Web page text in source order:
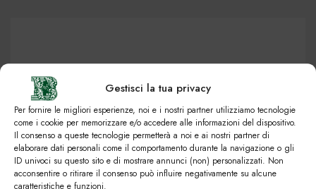
Gestisci la tua privacy
Per fornire le migliori esperienze, noi e i nostri partner utilizziamo tecnologie
come i cookie per memorizzare e/o accedere alle informazioni del dispositivo.
Il consenso a queste tecnologie permetterà a noi e ai nostri partner di
elaborare dati personali come il comportamento durante la navigazione o gli
ID univoci su questo sito e di mostrare annunci (non) personalizzati. Non
acconsentire o ritirare il consenso può influire negativamente su alcune
caratteristiche e funzioni.